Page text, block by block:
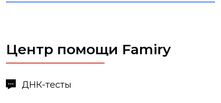
Центр помощи Famiry
ДНК-тесты